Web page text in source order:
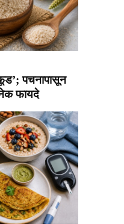
पचनापासून
फायदे